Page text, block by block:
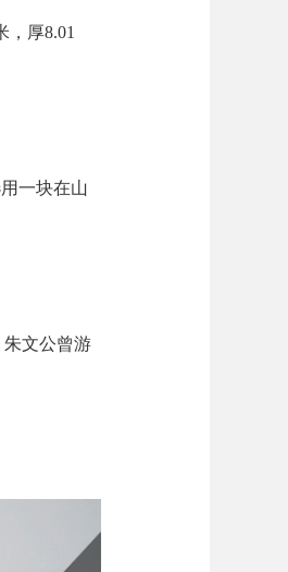
厚8.01
一块在山
朱文公曾游